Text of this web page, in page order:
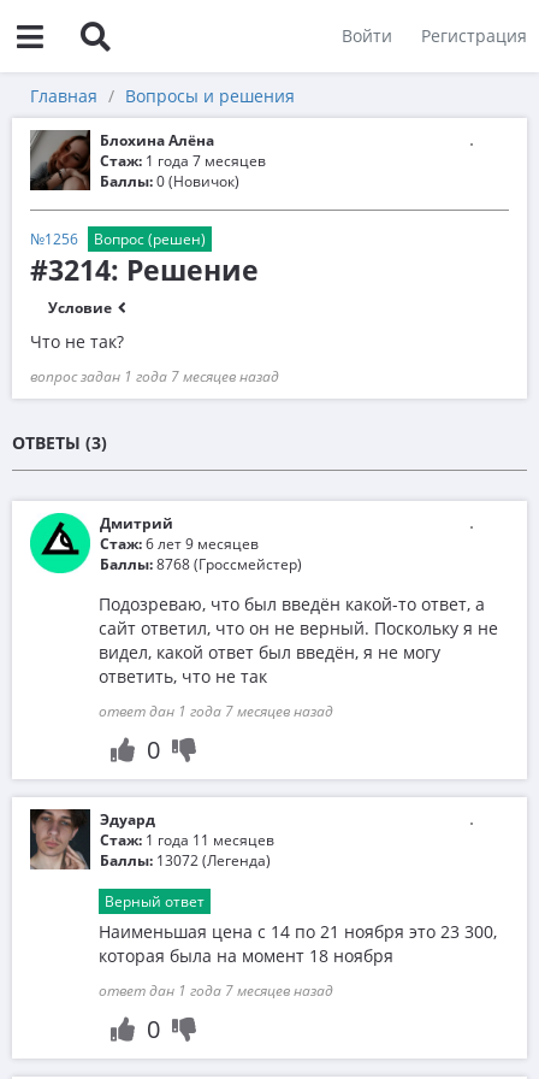
Войти Регистрация
Главная Вопросы и решения
Блохина Алёна
Стаж: 1 года 7 месяцев
Баллы:0 (Новичок)
№1256 Вопрос (решен)
#3214: Решение
Условие
Что не так?
вопрос задан 1 года 7 месяцев назад
ОТВЕТЫ (3)
Дмитрий
Стаж:6 лет 9 месяцев
Баллы:8768 (Гроссмейстер)
Подозреваю, что был введён какой-то ответ, а
сайт ответил, что он не верный. Поскольку я не
видел, какой ответ был введён, я не могу
ответить, что не так
ответ дан 1 года 7 месяцев назад
0
Эдуард
Стаж: 1 года 11 месяцев
Баллы: 13072 (Легенда)
Верный ответ
Наименьшая цена с 14 по 21 ноября это 23 300,
которая была на момент 18 ноября
ответ дан 1 года 7 месяцев назад
0